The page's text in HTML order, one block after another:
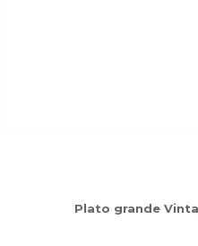
Plato grande